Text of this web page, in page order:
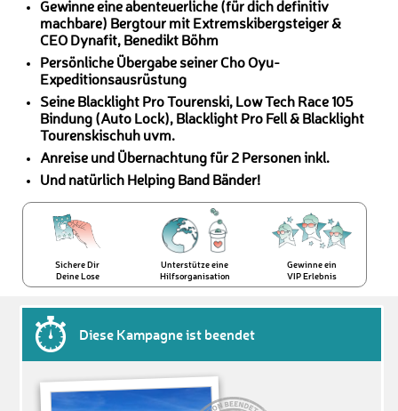
Gewinne eine abenteuerliche (für dich definitiv
machbare) Bergtour mit Extremskibergsteiger &
CEO Dynafit, Benedikt Böhm
Persönliche Übergabe seiner Cho Oyu-
Expeditionsausrüstung
Seine Blacklight Pro Tourenski, Low Tech Race 105
Bindung (Auto Lock), Blacklight Pro Fell & Blacklight
Tourenskischuh uvm.
Anreise und Übernachtung für 2 Personen inkl.
Und natürlich Helping Band Bänder!
Sichere Dir
Deine Lose
Unterstütze eine
Hilfsorganisation
Gewinne ein
VIP Erlebnis
Diese Kampagne ist beendet